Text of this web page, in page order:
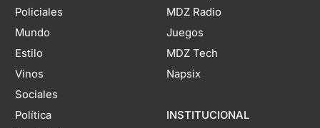
Policiales
Mundo
Estilo
Vinos
Sociales
Política
MDZ Radio
Juegos
MDZ Tech
Napsix
INSTITUCIONAL